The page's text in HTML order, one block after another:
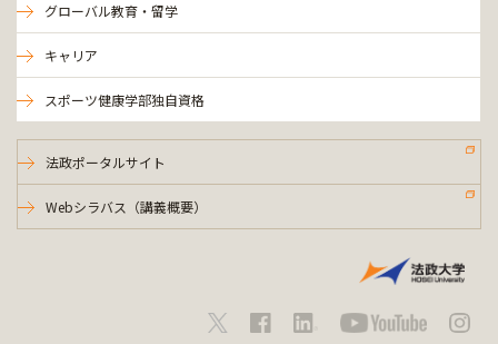
グローバル教育・留学
キャリア
スポーツ健康学部独自資格
法政ポータルサイト
Webシラバス（講義概要）